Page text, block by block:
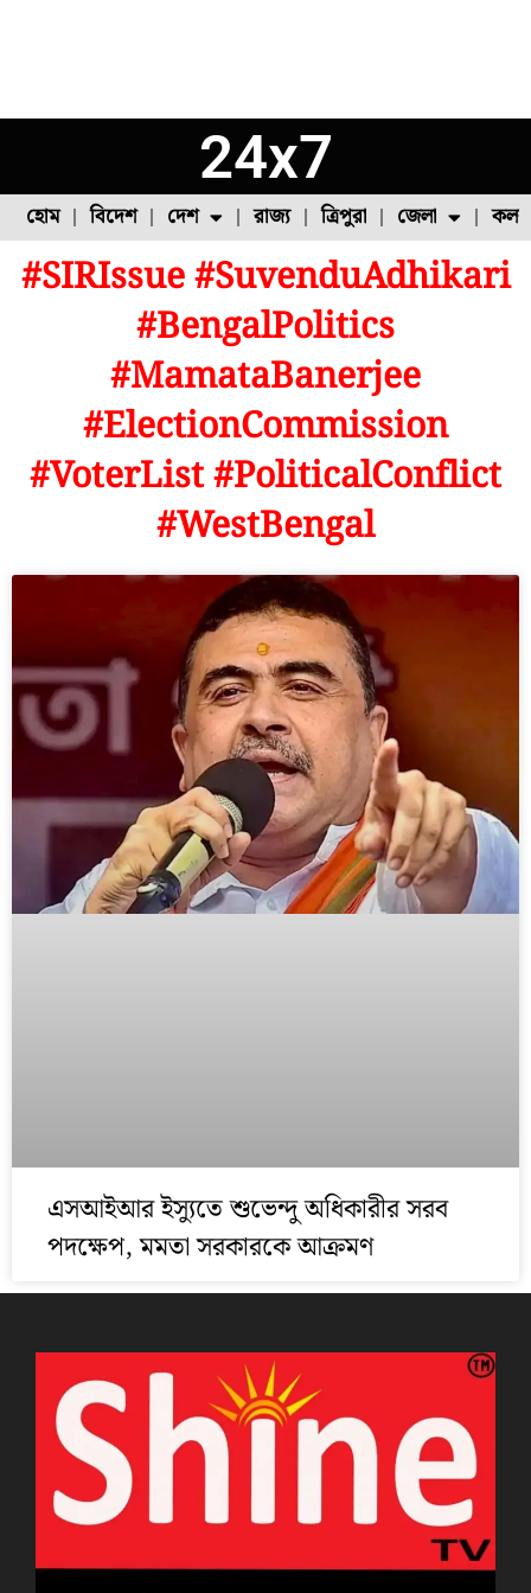
24x7
হোম বিদেশ দেশ
ফুল চাষ ফল চাষ মাছ চাষ পোল্ট্রি চাষ
রাজ্য ত্রিপুরা জেলা
উত্তর ২৪ পরগনা
#SIRIssue #SuvenduAdhikari
#BengalPolitics
#MamataBanerjee
#ElectionCommission
#VoterList #PoliticalConflict
#WestBengal
এসআইআর ইস্যুতে শুভেন্দু অধিকারীর সরব
পদক্ষেপ, মমতা সরকারকে আক্রমণ